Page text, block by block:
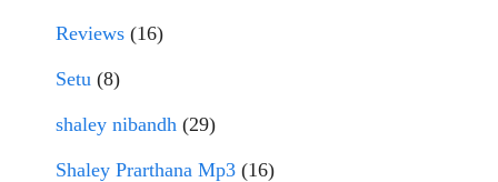
Reviews (16)
Setu (8)
shaley nibandh (29)
Shaley Prarthana Mp3 (16)